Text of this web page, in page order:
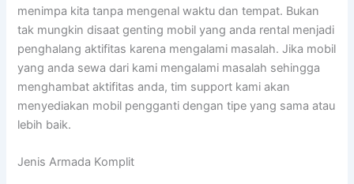
menimpa kita tanpa mengenal waktu dan tempat. Bukan
tak mungkin disaat genting mobil yang anda rental menjadi
penghalang aktifitas karena mengalami masalah. Jika mobil
yang anda sewa dari kami mengalami masalah sehingga
menghambat aktifitas anda, tim support kami akan
menyediakan mobil pengganti dengan tipe yang sama atau
lebih baik.
Jenis Armada Komplit